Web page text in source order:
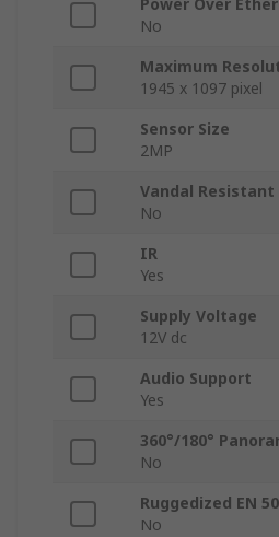
Power Over
No
Maximum
1945 x 1097 pixel
Sensor Size
2MP
Vandal Resistant
No
IR
Yes
Supply Voltage
12V dc
Audio Support
Yes
360°/180°
No
Ruggedized EN
No